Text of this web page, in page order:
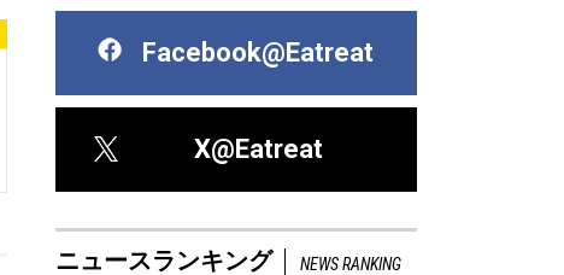
Facebook@Eatreat
X@Eatreat
ニュースランキング NEWS RANKING